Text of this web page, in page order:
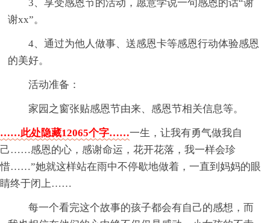
3、享受感恩节的活动，愿意学说一句感恩的话“谢
谢xx”。
4、通过为他人做事、送感恩卡等感恩行动体验感恩
的美好。
活动准备：
家园之窗张贴感恩节由来、感恩节相关信息等。
……此处隐藏12065个字……一生，让我有勇气做我自
己……感恩的心，感谢命运，花开花落，我一样会珍
惜……”她就这样站在雨中不停歇地做着，一直到妈妈的眼
睛终于闭上……
每一个看完这个故事的孩子都会有自己的感想，而